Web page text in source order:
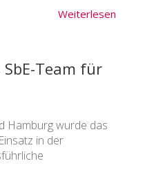
Weiterlesen
Team für
Hamburg wurde das
in der